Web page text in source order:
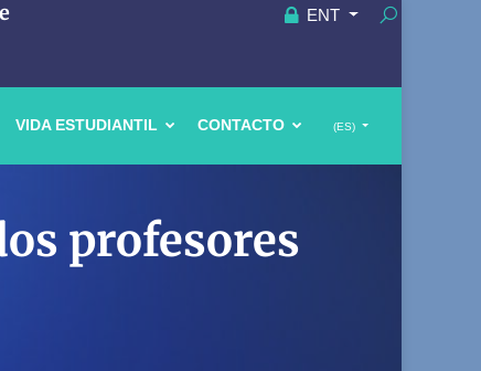
ENT
(ES)
VIDA ESTUDIANTIL CONTACTO
profesores